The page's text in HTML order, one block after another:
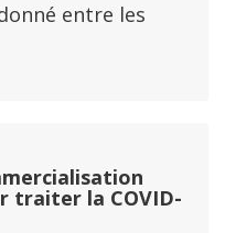
entre les
traiter la COVID-